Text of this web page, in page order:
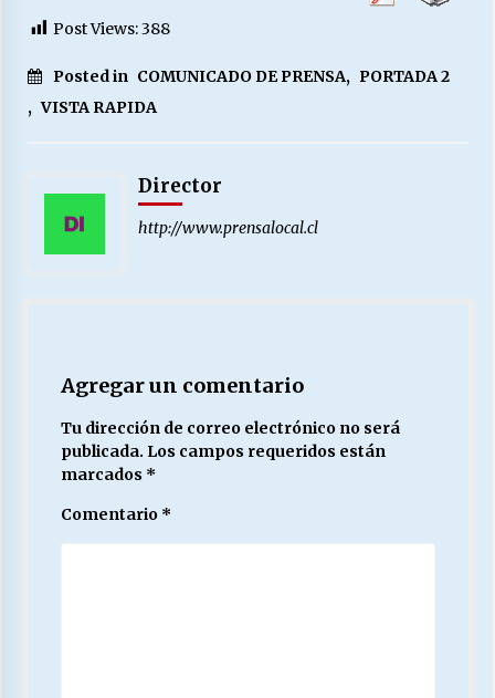
Post Views:388
Posted in COMUNICADO DE PRENSA, PORTADA 2
, VISTA RAPIDA
Director
http://www.prensalocal.cl
Agregar un comentario
Tu dirección de correo electrónico no será
publicada. Los campos requeridos están
marcados *
Comentario *